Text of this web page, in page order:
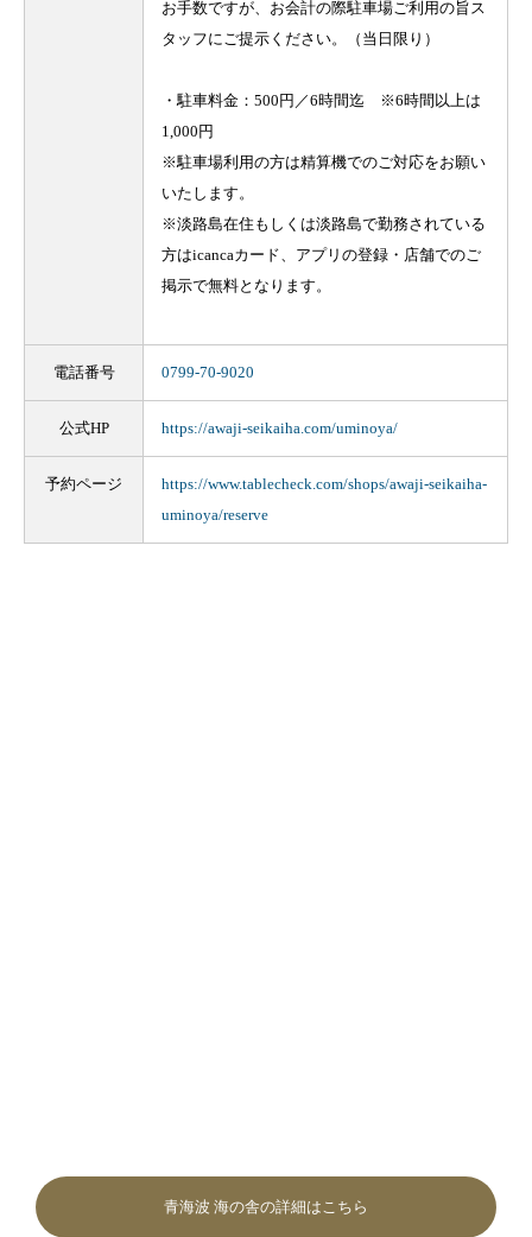
お手数ですが、お会計の際駐車場ご利用の旨ス
タッフにご提示ください。（当日限り）
・駐車料金：500円／6時間迄 ※6時間以上は
1,000円
※駐車場利用の方は精算機でのご対応をお願い
いたします。
※淡路島在住もしくは淡路島で勤務されている
方はicancaカード、アプリの登録・店舗でのご
掲示で無料となります。
電話番号 0799-70-9020
公式HP https://awaji-seikaiha.com/uminoya/
予約ページ
https://www.tablecheck.com/shops/awaji-seikaiha-
uminoya/reserve
青海波 海の舎の詳細はこちら